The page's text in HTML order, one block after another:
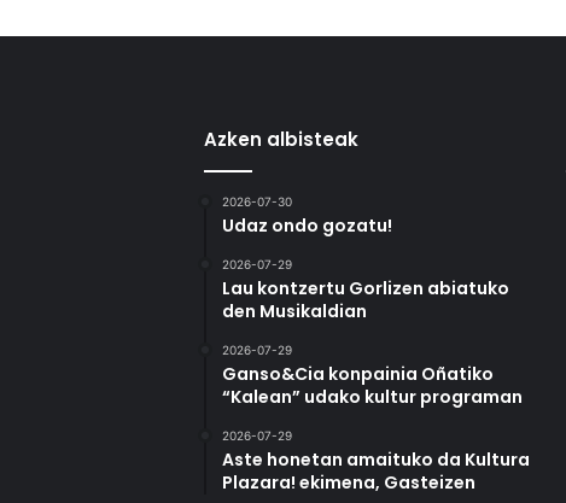
Azken albisteak
2026-07-30
Udaz ondo gozatu!
2026-07-29
Lau kontzertu Gorlizen abiatuko
den Musikaldian
2026-07-29
Ganso&Cia konpainia Oñatiko
“Kalean” udako kultur programan
2026-07-29
Aste honetan amaituko da Kultura
Plazara! ekimena, Gasteizen